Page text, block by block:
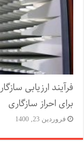
فرآیند ارزیابی
برای احراز سازگاری
فروردین 23, 1400